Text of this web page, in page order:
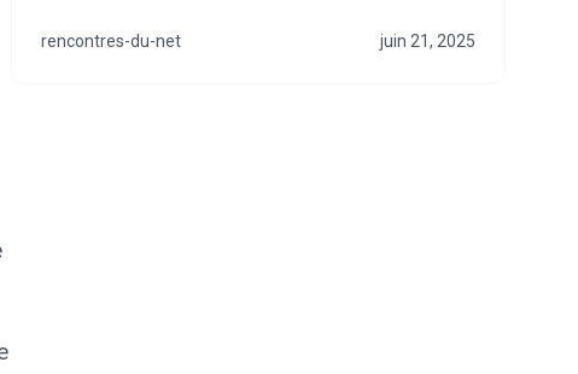
rencontres-du-net juin 21, 2025